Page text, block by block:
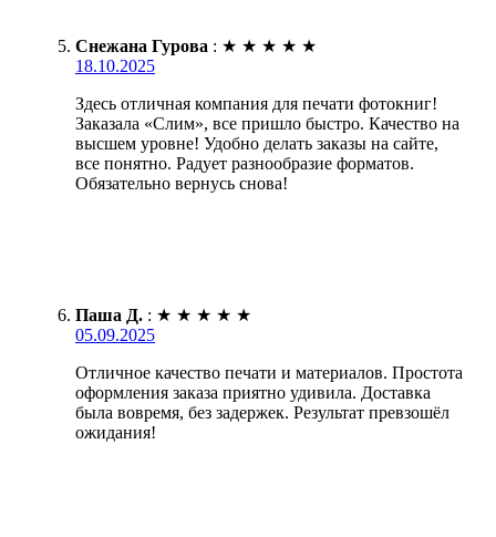
Снежана Гурова : ★ ★ ★ ★ ★
18.10.2025
Здесь отличная компания для печати фотокниг!
Заказала «Слим», все пришло быстро. Качество на
высшем уровне! Удобно делать заказы на сайте,
все понятно. Радует разнообразие форматов.
Обязательно вернусь снова!
Паша Д. : ★ ★ ★ ★ ★
05.09.2025
Отличное качество печати и материалов. Простота
оформления заказа приятно удивила. Доставка
была вовремя, без задержек. Результат превзошёл
ожидания!